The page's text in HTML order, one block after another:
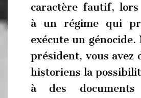
caractère fautif,
à un régime qui
exécute un génocide.
président, vous avez
historiens la
à des